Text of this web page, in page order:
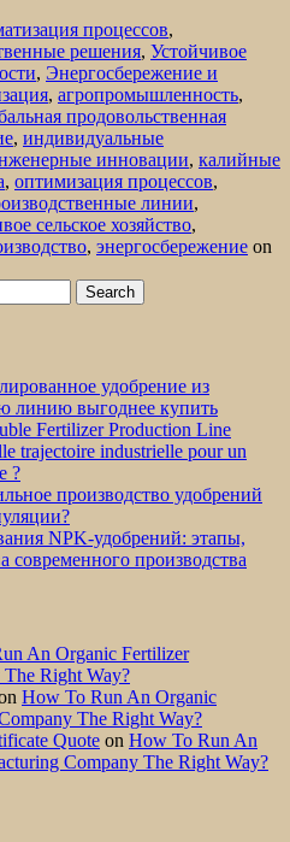
процессов,
решения, Устойчивое
, Энергосбережение и
, агропромышленность,
продовольственная
, индивидуальные
инновации, калийные
, оптимизация процессов,
линии,
сельское хозяйство,
, энергосбережение on
удобрение из
линию выгоднее купить
Fertilizer Production Line
trajectoire industrielle pour un
?
производство удобрений
NPK-удобрений: этапы,
производства
An Organic Fertilizer
Right Way?
How To Run An Organic
The Right Way?
Quote on How To Run An
Company The Right Way?